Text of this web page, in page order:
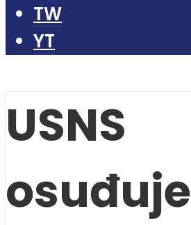
TW
YT
USNS
osuđuje